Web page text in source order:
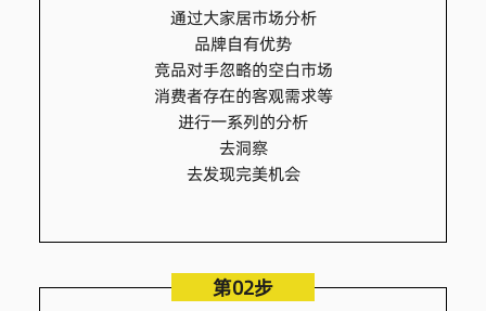
通过大家居市场分析
品牌自有优势
竞品对手忽略的空白市场
消费者存在的客观需求等
进行一系列的分析
去洞察
去发现完美机会
第02步